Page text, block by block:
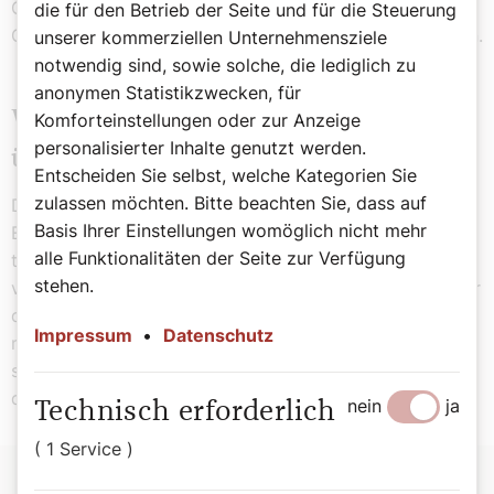
Gemeinschaft, mehr Mission und mehr Beteiligung. Alle
Getauften sind Teil der Kirche, natürlich auch die Frauen.
Was hat Sie in der Vorbereitung
überrascht?
Die Kirche ist lebendig und hat einen großen
Enthusiasmus. Ich habe an vier kontinentalen Treffen
teilgenommen. Das sind unterschiedliche Kulturen,
verschiedene Altersgruppen und so eine große Liebe für
die Kirche. Das hat mich wirklich überrascht. Wir
müssen die Menschen begleiten und weitergehen. Wir
sind das Volk Gottes! Es ist die Aufgabe der Kirche, in
den Menschen Hoffung zu wecken.
die für den Betrieb der Seite und für die Steuerung
unserer kommerziellen Unternehmensziele
notwendig sind, sowie solche, die lediglich zu
anonymen Statistikzwecken, für
Komforteinstellungen oder zur Anzeige
personalisierter Inhalte genutzt werden.
Entscheiden Sie selbst, welche Kategorien Sie
zulassen möchten. Bitte beachten Sie, dass auf
Basis Ihrer Einstellungen womöglich nicht mehr
alle Funktionalitäten der Seite zur Verfügung
stehen.
Impressum • Datenschutz
Technisch erforderlich
( 1 Service )
nein ja